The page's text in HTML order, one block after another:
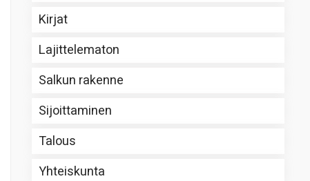
Kirjat
Lajittelematon
Salkun rakenne
Sijoittaminen
Talous
Yhteiskunta